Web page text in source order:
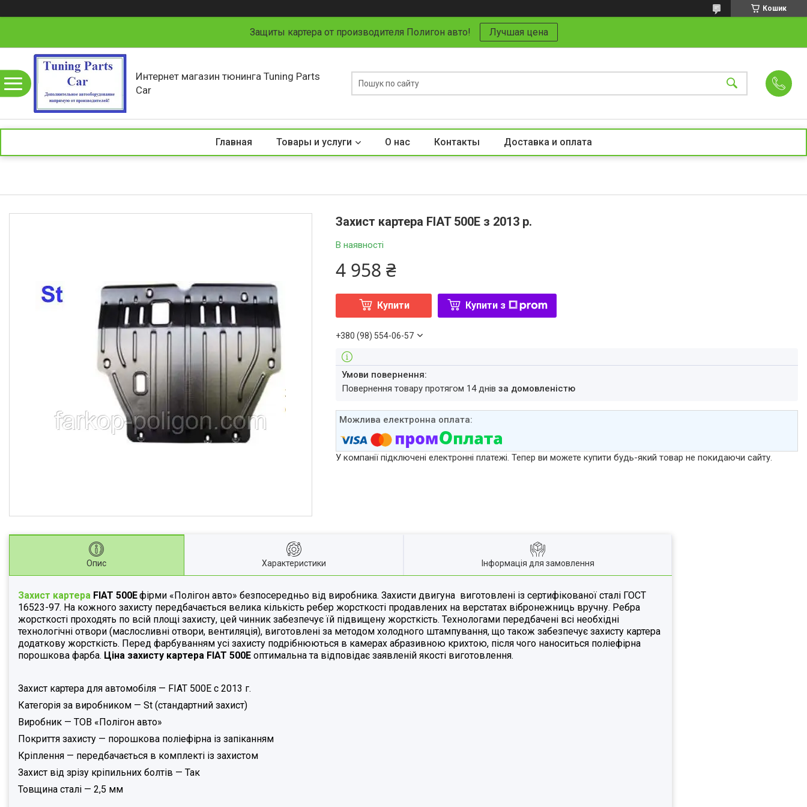
Кошик
Защиты картера от производителя Полигон авто! Лучшая цена
Интернет магазин тюнинга Tuning Parts
Car
Главная Товары и услуги О нас Контакты Доставка и оплата
Захист картера FIAT 500E з 2013 р.
В наявності
4 958 ₴
Купити Купити з
+380 (98) 554-06-57
повернення товару протягом 14 днівза домовленістю
У компанії підключені електронні платежі. Тепер ви можете купити будь-який товар не покидаючи сайту.
Опис Характеристики Інформація для замовлення
Захист картера FIAT 500Eфірми «Полігон авто» безпосередньо від виробника. Захисти двигуна виготовлені із сертифікованої сталі ГОСТ
16523-97. На кожного захисту передбачається велика кількість ребер жорсткості продавлених на верстатах вібронежниць вручну. Ребра
жорсткості проходять по всій площі захисту, цей чинник забезпечує їй підвищену жорсткість. Технологами передбачені всі необхідні
технологічні отвори (маслосливні отвори, вентиляція), виготовлені за методом холодного штампування, що також забезпечує захисту картера
додаткову жорсткість. Перед фарбуванням усі захисту подрібнюються в камерах абразивною крихтою, після чого наноситься поліефірна
порошкова фарба. Ціна захисту картера FIAT 500E оптимальна та відповідає заявленій якості виготовлення.
Захист картера для автомобіля — FIAT 500E c 2013 г.
Категорія за виробником — St (стандартний захист)
Виробник — ТОВ «Полігон авто»
Покриття захисту — порошкова поліефірна із запіканням
Кріплення — передбачається в комплекті із захистом
Захист від зрізу кріпильних болтів — Так
Товщина сталі — 2,5 мм